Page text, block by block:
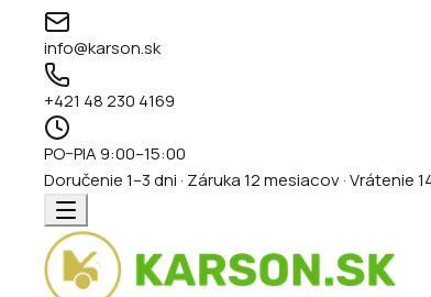
info@karson.sk
+421 48 230 4169
PO–PIA 9:00–15:00
Doručenie 1–3 dni · Záruka 12 mesiacov · Vrátenie